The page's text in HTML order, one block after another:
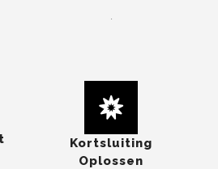
Kortsluiting
Oplossen